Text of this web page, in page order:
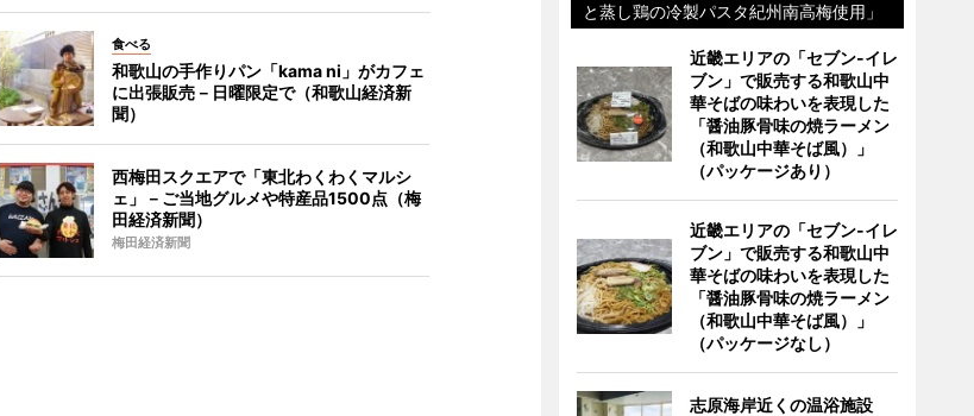
食べる
和歌山の手作りパン「kama ni」がカフェ
に出張販売－日曜限定で（和歌山経済新
聞）
西梅田スクエアで「東北わくわくマルシ
ェ」－ご当地グルメや特産品1500点（梅
田経済新聞）
梅田経済新聞
と蒸し鶏の冷製パスタ紀州南高梅使用」
近畿エリアの「セブン-イレ
ブン」で販売する和歌山中
華そばの味わいを表現した
「醤油豚骨味の焼ラーメン
（和歌山中華そば風）」
（パッケージあり）
近畿エリアの「セブン-イレ
ブン」で販売する和歌山中
華そばの味わいを表現した
「醤油豚骨味の焼ラーメン
（和歌山中華そば風）」
（パッケージなし）
志原海岸近くの温浴施設